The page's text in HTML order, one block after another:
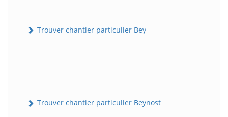
Trouver chantier particulier Bey
Trouver chantier particulier Beynost